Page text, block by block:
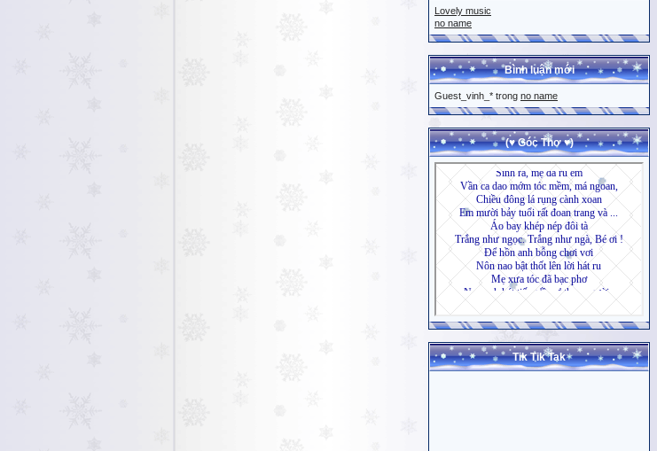
Lovely music
no name
Bình luận mới
Guest_vinh_* trong no name
(♥ Góc Thơ ♥)
Tik Tik Tak